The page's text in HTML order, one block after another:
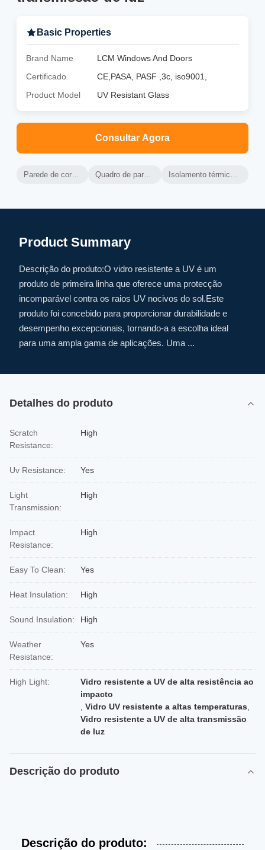
Basic Properties
Brand Name
LCM Windows And Doors
Certificado
CE,PASA, PASF ,3c, iso9001,
Product Model
UV Resistant Glass
Consultar Agora
Parede de cortina de alumínio ventilada Quadro de parede de cortina de alumínio Isolamento térmico da parede de cortina ventilada
Product Summary
Descrição do produto:O vidro resistente a UV é um
produto de primeira linha que oferece uma protecção
incomparável contra os raios UV nocivos do sol.Este
produto foi concebido para proporcionar durabilidade e
desempenho excepcionais, tornando-a a escolha ideal
para uma ampla gama de aplicações. Uma ...
Detalhes do produto
Scratch
Resistance:
High
Uv Resistance: Yes
Light
Transmission:
High
Impact
Resistance:
High
Easy To Clean: Yes
Heat Insulation: High
Sound Insulation: High
Weather
Resistance:
Yes
High Light:
Vidro resistente a UV de alta resistência ao
impacto
Vidro UV resistente a altas temperaturas
Vidro resistente a UV de alta transmissão
de luz
Descrição do produto
Descrição do produto: